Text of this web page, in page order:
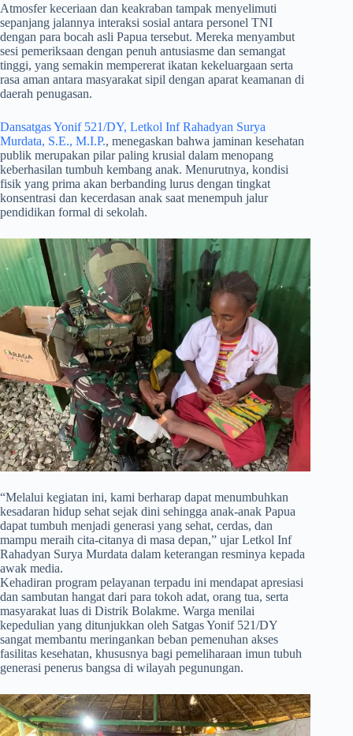
​Atmosfer keceriaan dan keakraban tampak menyelimuti
sepanjang jalannya interaksi sosial antara personel TNI
dengan para bocah asli Papua tersebut. Mereka menyambut
sesi pemeriksaan dengan penuh antusiasme dan semangat
tinggi, yang semakin mempererat ikatan kekeluargaan serta
rasa aman antara masyarakat sipil dengan aparat keamanan di
daerah penugasan.
Dansatgas Yonif 521/DY, Letkol Inf Rahadyan Surya
Murdata, S.E., M.I.P., menegaskan bahwa jaminan kesehatan
publik merupakan pilar paling krusial dalam menopang
keberhasilan tumbuh kembang anak. Menurutnya, kondisi
fisik yang prima akan berbanding lurus dengan tingkat
konsentrasi dan kecerdasan anak saat menempuh jalur
pendidikan formal di sekolah.
​“Melalui kegiatan ini, kami berharap dapat menumbuhkan
kesadaran hidup sehat sejak dini sehingga anak-anak Papua
dapat tumbuh menjadi generasi yang sehat, cerdas, dan
mampu meraih cita-citanya di masa depan,” ujar Letkol Inf
Rahadyan Surya Murdata dalam keterangan resminya kepada
awak media.
Kehadiran program pelayanan terpadu ini mendapat apresiasi
dan sambutan hangat dari para tokoh adat, orang tua, serta
masyarakat luas di Distrik Bolakme. Warga menilai
kepedulian yang ditunjukkan oleh Satgas Yonif 521/DY
sangat membantu meringankan beban pemenuhan akses
fasilitas kesehatan, khususnya bagi pemeliharaan imun tubuh
generasi penerus bangsa di wilayah pegunungan.